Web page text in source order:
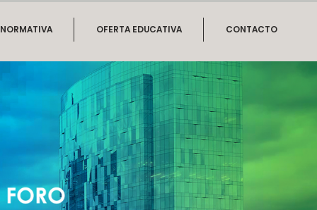
NORMATIVA OFERTA EDUCATIVA CONTACTO